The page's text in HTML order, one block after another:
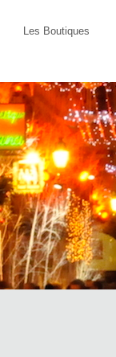
Les Boutiques